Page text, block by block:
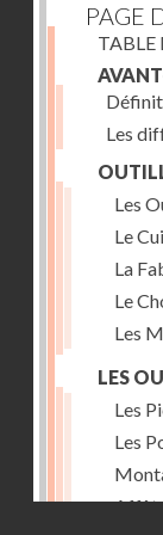
PAGE
TABLE
Les
Les
Le
La
Le
Les
LES
Les
Les